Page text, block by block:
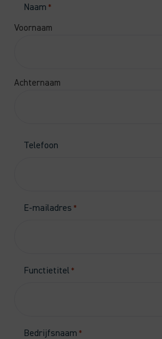
Naam *
Voornaam
Achternaam
Telefoon
E-mailadres *
Functietitel *
Bedrijfsnaam *